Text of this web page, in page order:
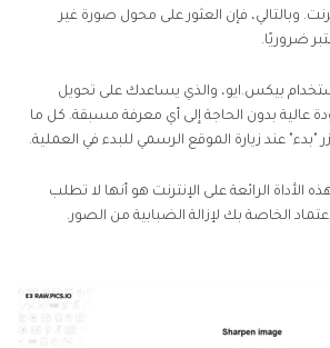
وبالتالي، فإن العثور على محول صورة غير
ضروريًا.
بيكس.ايو، والذي يساعدك على تحويل
عالية بدون الحاجة إلى أي معرفة مسبقة. كل ما
"بدء" عند زيارة الموقع الرسمي للبدء في العملية.
الأداة الرائعة على الإنترنت هو أنها لا تطلب
الخاصة بك لإزالة الضبابية من الصور.